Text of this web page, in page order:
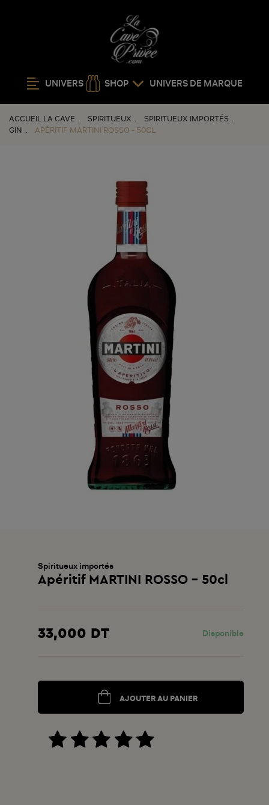
UNIVERS SHOP UNIVERS DE MARQUE
ACCUEIL LA CAVE SPIRITUEUX
SPIRITUEUX IMPORTÉS
GIN
APÉRITIF MARTINI ROSSO - 50CL
Spiritueux importés
Apéritif MARTINI ROSSO - 50cl
33,000 DT Disponible
AJOUTER AU PANIER